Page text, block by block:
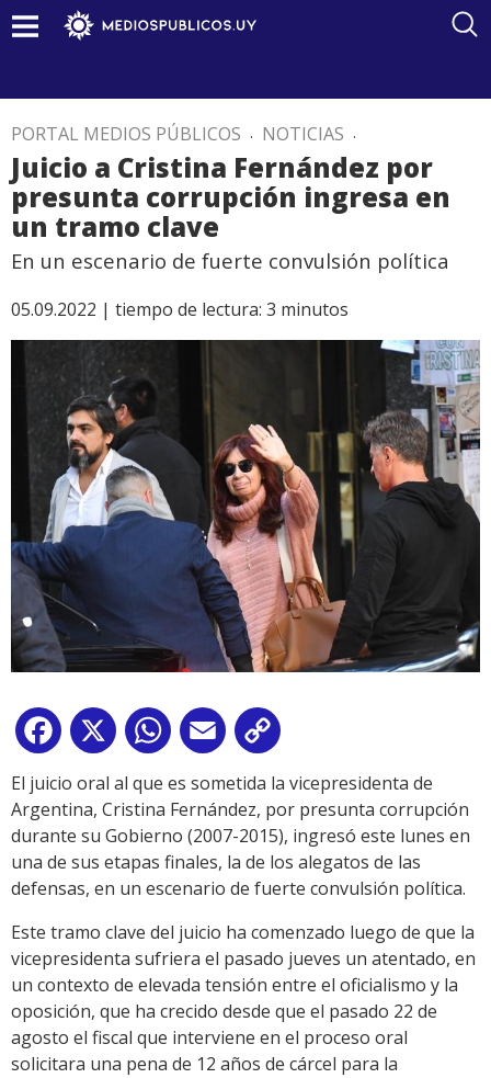
PORTAL MEDIOS PÚBLICOS . NOTICIAS .
Juicio a Cristina Fernández por
presunta corrupción ingresa en
un tramo clave
En un escenario de fuerte convulsión política
05.09.2022 | tiempo de lectura: 3 minutos
Facebook
X WhatsApp
Email
Link
El juicio oral al que es sometida la vicepresidenta de
Argentina, Cristina Fernández, por presunta corrupción
durante su Gobierno (2007-2015), ingresó este lunes en
una de sus etapas finales, la de los alegatos de las
defensas, en un escenario de fuerte convulsión política.
Este tramo clave del juicio ha comenzado luego de que la
vicepresidenta sufriera el pasado jueves un atentado, en
un contexto de elevada tensión entre el oficialismo y la
oposición, que ha crecido desde que el pasado 22 de
agosto el fiscal que interviene en el proceso oral
solicitara una pena de 12 años de cárcel para la